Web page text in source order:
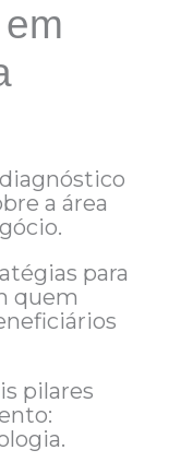
a área
para
quem
pilares